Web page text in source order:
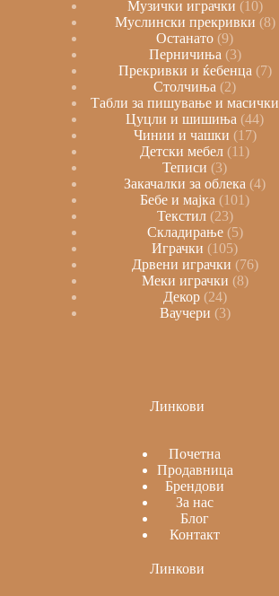
Музички играчки 10
Муслински прекривки 8
Останато 9
Перничиња 3
Прекривки и ќебенца 7
Столчиња
2
Табли за пишување и масички
Цуцли и шишиња 44
Чинии и чашки 17
Детски мебел
11
Теписи
3
Закачалки за облека 4
Бебе и мајка
101
Текстил 23
Складирање 5
Играчки
105
Дрвени играчки 76
Меки играчки 8
Декор 24
Ваучери 3
Линкови
Почетна
Продавница
Брендови
За нас
Блог
Контакт
Линкови